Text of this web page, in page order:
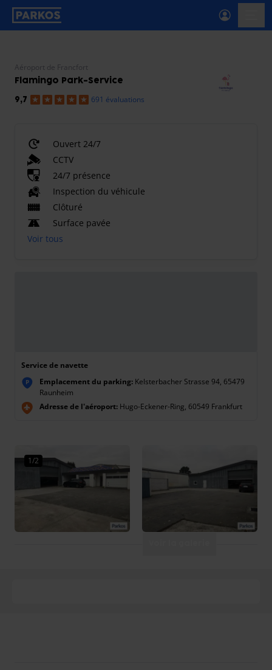
étiquette-de-navigation-principale
Aéroport de Francfort
Flamingo Park-Service
9,7 691 évaluations
Ouvert 24/7
CCTV
24/7 présence
Inspection du véhicule
Clôturé
Surface pavée
Voir tous
Service de navette
P Emplacement du parking: Kelsterbacher Strasse 94, 65479
Raunheim
Adresse de l'aéroport: Hugo-Eckener-Ring, 60549 Frankfurt
1/2